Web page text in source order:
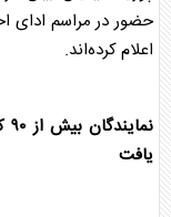
حضور در مراسم ادای
اعلام کرده‌اند.
یافت